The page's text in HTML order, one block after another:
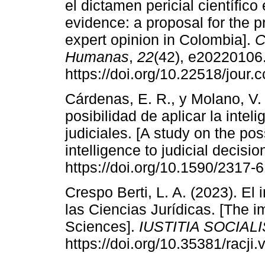
el dictamen pericial
evidence: a proposal for the
expert opinion in Colombia].
Humanas, 22(42),
https://doi.org/10.22518/
Cárdenas, E. R., y Molano,
posibilidad de aplicar la
judiciales. [A study on the
intelligence to judicial
https://doi.org/10.1590/2317-
Crespo Berti, L. A. (2023). El
las Ciencias Jurídicas. [The
Sciences]. IUSTITIA
https://doi.org/10.35381/